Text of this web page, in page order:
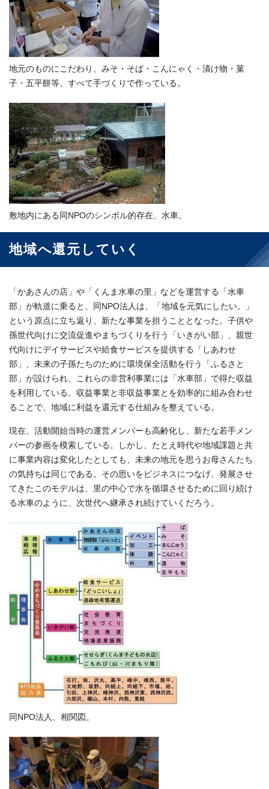
地元のものにこだわり、みそ・そば・こんにゃく・漬け物・菓
子・五平餅等、すべて手づくりで作っている。
敷地内にある同NPOのシンボル的存在、水車。
地域へ還元していく
「かあさんの店」や「くんま水車の里」などを運営する「水車
部」が軌道に乗ると、同NPO法人は、「地域を元気にしたい。」
という原点に立ち返り、新たな事業を担うこととなった。子供や
孫世代向けに交流促進やまちづくりを行う「いきがい部」、親世
代向けにデイサービスや給食サービスを提供する「しあわせ
部」、未来の子孫たちのために環境保全活動を行う「ふるさと
部」が設けられ、これらの非営利事業には「水車部」で得た収益
を利用している。収益事業と非収益事業とを効率的に組み合わせ
ることで、地域に利益を還元する仕組みを整えている。
現在、活動開始当時の運営メンバーも高齢化し、新たな若手メン
バーの参画を模索している。しかし、たとえ時代や地域課題と共
に事業内容は変化したとしても、未来の地元を思うお母さんたち
の気持ちは同じである。その思いをビジネスにつなげ、発展させ
てきたこのモデルは、里の中心で水を循環させるために回り続け
る水車のように、次世代へ継承され続けていくだろう。
同NPO法人、相関図。